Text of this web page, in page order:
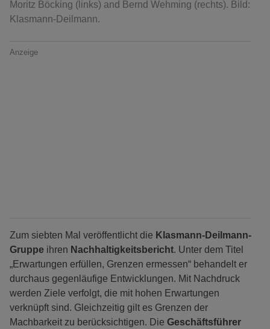
Moritz Böcking (links) and Bernd Wehming (rechts). Bild:
Klasmann-Deilmann.
Anzeige
Zum siebten Mal veröffentlicht die Klasmann-Deilmann-
Gruppe ihren Nachhaltigkeitsbericht. Unter dem Titel
„Erwartungen erfüllen, Grenzen ermessen“ behandelt er
durchaus gegenläufige Entwicklungen. Mit Nachdruck
werden Ziele verfolgt, die mit hohen Erwartungen
verknüpft sind. Gleichzeitig gilt es Grenzen der
Machbarkeit zu berücksichtigen. Die Geschäftsführer